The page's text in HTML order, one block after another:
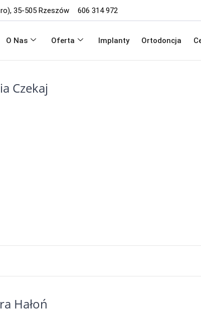
35-505 Rzeszów 606 314 972
O Nas Oferta Implanty Ortodoncja
Czekaj
Hałoń